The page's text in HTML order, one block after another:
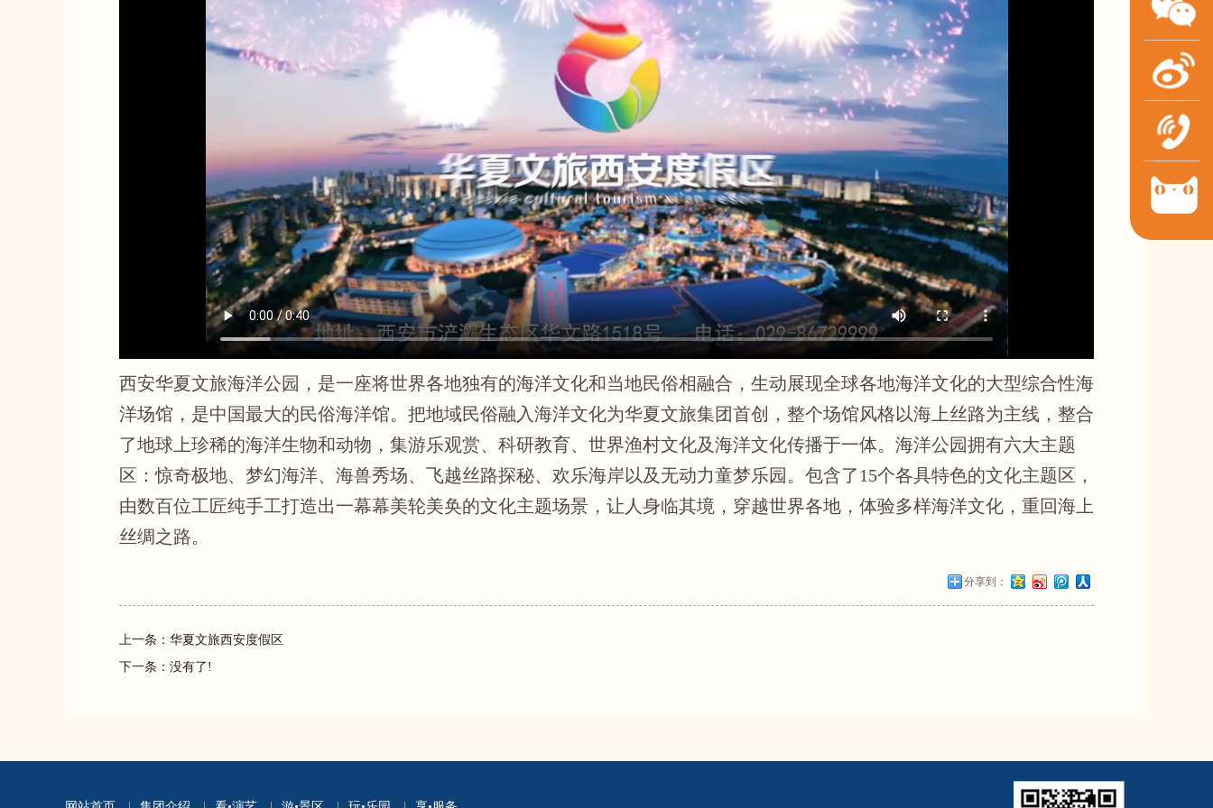
西安华夏文旅海洋公园，是一座将世界各地独有的海洋文化和当地民俗相融合，生动展现全球各地海洋文化的大型综合性海
洋场馆，是中国最大的民俗海洋馆。把地域民俗融入海洋文化为华夏文旅集团首创，整个场馆风格以海上丝路为主线，整合
了地球上珍稀的海洋生物和动物，集游乐观赏、科研教育、世界渔村文化及海洋文化传播于一体。海洋公园拥有六大主题
区：惊奇极地、梦幻海洋、海兽秀场、飞越丝路探秘、欢乐海岸以及无动力童梦乐园。包含了15个各具特色的文化主题区，
由数百位工匠纯手工打造出一幕幕美轮美奂的文化主题场景，让人身临其境，穿越世界各地，体验多样海洋文化，重回海上
丝绸之路。
分享到：
上一条： 华夏文旅西安度假区
下一条： 没有了!